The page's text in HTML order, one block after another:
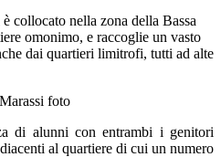
collocato nella zona della Bassa
omonimo, e raccoglie un vasto
dai quartieri limitrofi, tutti ad alte
di alunni con entrambi i genitori
al quartiere di cui un numero